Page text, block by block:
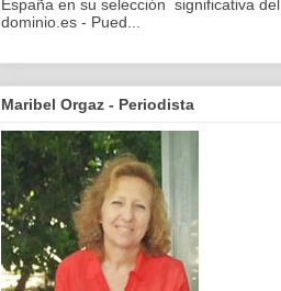
España en su selección significativa del
dominio.es - Pued...
Maribel Orgaz - Periodista